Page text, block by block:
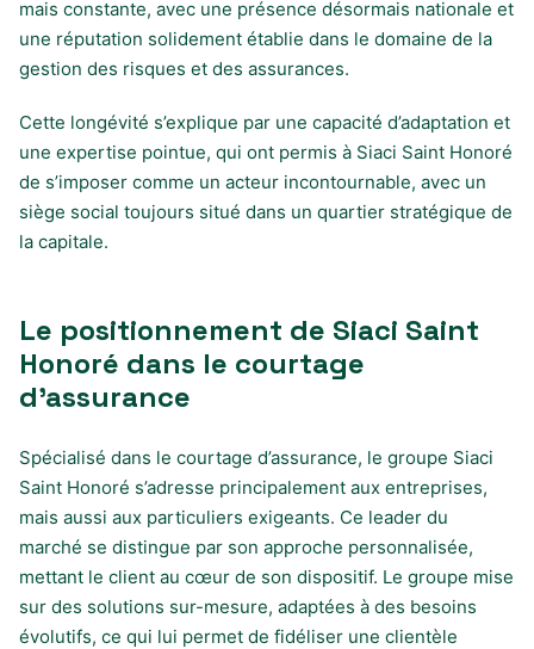
mais constante, avec une présence désormais nationale et
une réputation solidement établie dans le domaine de la
gestion des risques et des assurances.
Cette longévité s’explique par une capacité d’adaptation et
une expertise pointue, qui ont permis à Siaci Saint Honoré
de s’imposer comme un acteur incontournable, avec un
siège social toujours situé dans un quartier stratégique de
la capitale.
Le positionnement de Siaci Saint
Honoré dans le courtage
d’assurance
Spécialisé dans le courtage d’assurance, le groupe Siaci
Saint Honoré s’adresse principalement aux entreprises,
mais aussi aux particuliers exigeants. Ce leader du
marché se distingue par son approche personnalisée,
mettant le client au cœur de son dispositif. Le groupe mise
sur des solutions sur-mesure, adaptées à des besoins
évolutifs, ce qui lui permet de fidéliser une clientèle